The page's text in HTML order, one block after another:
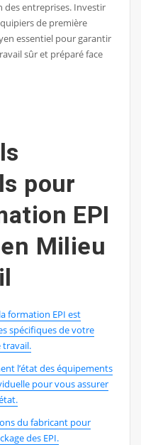
des entreprises. Investir
de première
essentiel pour garantir
sûr et préparé face
pour
EPI
Milieu
formation EPI est
spécifiques de votre
travail.
l’état des équipements
pour vous assurer
du fabricant pour
des EPI.